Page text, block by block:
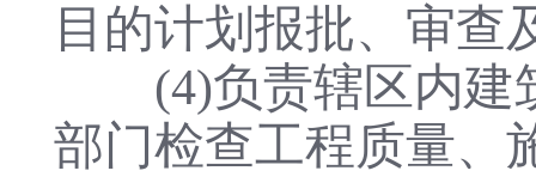
目的计划报批、审查
(4)负责辖区内
部门检查工程质量、